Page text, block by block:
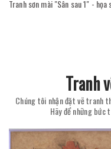
Tranh
Chúng tôi nhận đặt vẽ tranh
Hãy để những bức